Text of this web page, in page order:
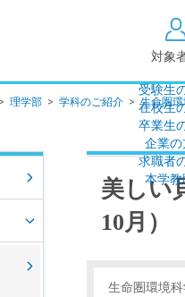
対象
受験生
在校生
卒業生
企業の
求職者
本学教
/教育の理念
則・
（教学に関する方
> 理学部 > 学科のご紹介 >生命圏
美しい
10月）
生命圏環境